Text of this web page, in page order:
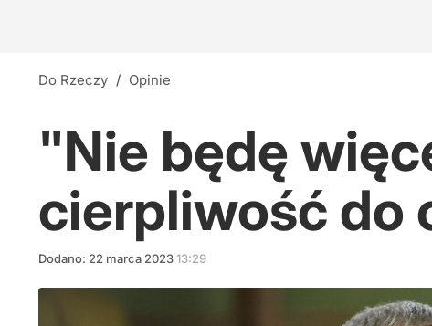
Do Rzeczy / Opinie
"Nie będę
cierpliwość do
Dodano: 22 marca 202313:29